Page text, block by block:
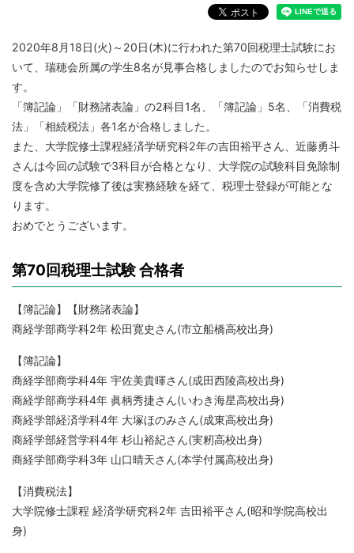
2020年8月18日(火)～20日(木)に行われた第70回税理士試験にお
いて、瑞穂会所属の学生8名が見事合格しましたのでお知らせしま
す。
「簿記論」「財務諸表論」の2科目1名、「簿記論」5名、「消費税
法」「相続税法」各1名が合格しました。
また、大学院修士課程経済学研究科2年の吉田裕平さん、近藤勇斗
さんは今回の試験で3科目が合格となり、大学院の試験科目免除制
度を含め大学院修了後は実務経験を経て、税理士登録が可能とな
ります。
おめでとうございます。
第70回税理士試験 合格者
【簿記論】【財務諸表論】
商経学部商学科2年 松田寛史さん(市立船橋高校出身)
【簿記論】
商経学部商学科4年 宇佐美貴暉さん(成田西陵高校出身)
商経学部商学科4年 眞柄秀捷さん(いわき海星高校出身)
商経学部経済学科4年 大塚ほのみさん(成東高校出身)
商経学部経営学科4年 杉山裕紀さん(実籾高校出身)
商経学部商学科3年 山口晴天さん(本学付属高校出身)
【消費税法】
大学院修士課程 経済学研究科2年 吉田裕平さん(昭和学院高校出
身)